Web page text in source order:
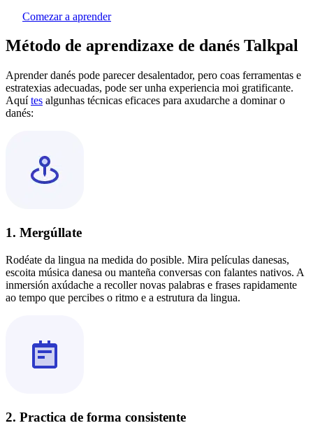
Comezar a aprender
Método de aprendizaxe de danés Talkpal
Aprender danés pode parecer desalentador, pero coas ferramentas e
estratexias adecuadas, pode ser unha experiencia moi gratificante.
Aquítes algunhas técnicas eficaces para axudarche a dominar o
danés:
1. Mergúllate
Rodéate da lingua na medida do posible. Mira películas danesas,
escoita música danesa ou manteña conversas con falantes nativos. A
inmersión axúdache a recoller novas palabras e frases rapidamente
ao tempo que percibes o ritmo e a estrutura da lingua.
2. Practica de forma consistente